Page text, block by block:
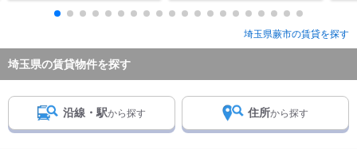
埼玉県蕨市の賃貸を探す
埼玉県の賃貸物件を探す
沿線・駅から探す 住所から探す